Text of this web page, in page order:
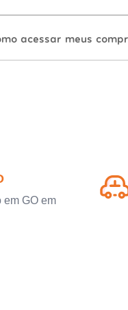
acessar meus
em GO em